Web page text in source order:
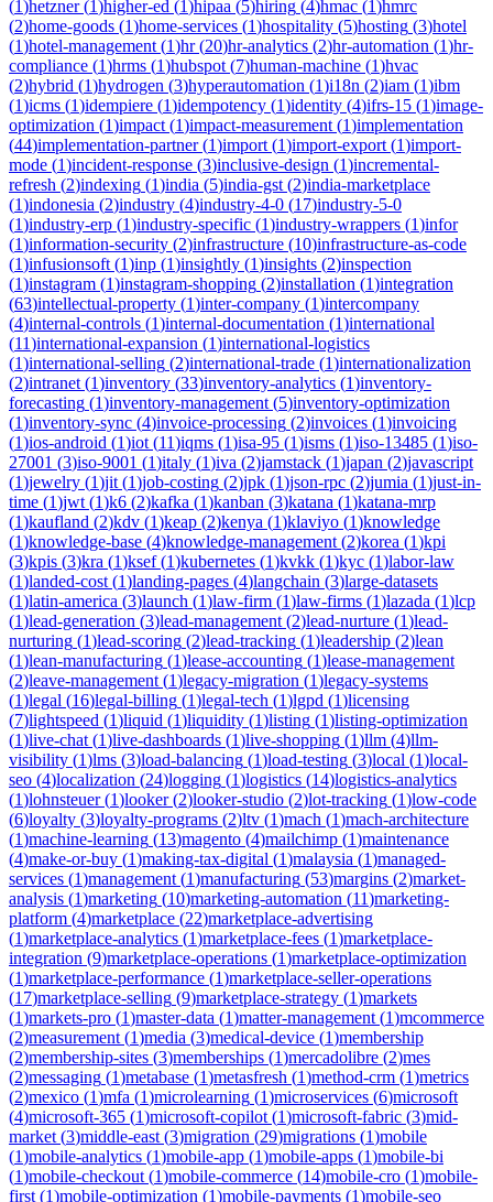
(1)hetzner(1)higher-ed (1)hipaa (5)hiring (4)hmac (1)hmrc
(2)home-goods (1)home-services (1)hospitality (5)hosting (3)hotel
(1)hotel-management (1)hr(20)hr-analytics (2)hr-automation (1)hr-
compliance (1)hrms (1)hubspot (7)human-machine (1)hvac
(2)hybrid (1)hydrogen (3)hyperautomation (1)i18n (2)iam (1)ibm
(1)icms (1)idempiere (1)idempotency (1)identity (4)ifrs-15 (1)image-
optimization (1)impact (1)impact-measurement (1)implementation
(44)implementation-partner(1)import (1)import-export (1)import-
mode (1)incident-response (3)inclusive-design (1)incremental-
refresh (2)indexing (1)india (5)india-gst (2)india-marketplace
(1)indonesia (2)industry (4)industry-4-0 (17)industry-5-0
(1)industry-erp (1)industry-specific (1)industry-wrappers (1)infor
(1)information-security (2)infrastructure (10)infrastructure-as-code
(1)infusionsoft (1)inp (1)insightly (1)insights (2)inspection
(1)instagram (1)instagram-shopping (2)installation (1)integration
(63)intellectual-property (1)inter-company (1)intercompany
(4)internal-controls (1)internal-documentation (1)international
(11)international-expansion (1)international-logistics
(1)international-selling (2)international-trade (1)internationalization
(2)intranet (1)inventory (33)inventory-analytics (1)inventory-
forecasting (1)inventory-management (5)inventory-optimization
(1)inventory-sync (4)invoice-processing (2)invoices (1)invoicing
(1)ios-android (1)iot (11)iqms (1)isa-95 (1)isms (1)iso-13485 (1)iso-
27001 (3)iso-9001 (1)italy (1)iva (2)jamstack (1)japan (2)javascript
(1)jewelry (1)jit (1)job-costing (2)jpk (1)json-rpc (2)jumia (1)just-in-
time (1)jwt (1)k6 (2)kafka (1)kanban (3)katana (1)katana-mrp
(1)kaufland (2)kdv (1)keap (2)kenya (1)klaviyo (1)knowledge
(1)knowledge-base (4)knowledge-management (2)korea (1)kpi
(3)kpis (3)kra (1)ksef(1)kubernetes (1)kvkk (1)kyc (1)labor-law
(1)landed-cost (1)landing-pages (4)langchain (3)large-datasets
(1)latin-america (3)launch (1)law-firm (1)law-firms (1)lazada (1)lcp
(1)lead-generation (3)lead-management (2)lead-nurture (1)lead-
nurturing (1)lead-scoring (2)lead-tracking (1)leadership (2)lean
(1)lean-manufacturing (1)lease-accounting (1)lease-management
(2)leave-management (1)legacy-migration (1)legacy-systems
(1)legal (16)legal-billing (1)legal-tech (1)lgpd (1)licensing
(7)lightspeed (1)liquid (1)liquidity (1)listing (1)listing-optimization
(1)live-chat (1)live-dashboards (1)live-shopping (1)llm (4)llm-
visibility (1)lms (3)load-balancing (1)load-testing (3)local (1)local-
seo (4)localization (24)logging (1)logistics (14)logistics-analytics
(1)lohnsteuer(1)looker(2)looker-studio (2)lot-tracking (1)low-code
(6)loyalty (3)loyalty-programs (2)ltv (1)mach (1)mach-architecture
(1)machine-learning (13)magento (4)mailchimp (1)maintenance
(4)make-or-buy (1)making-tax-digital (1)malaysia (1)managed-
services (1)management (1)manufacturing (53)margins (2)market-
analysis (1)marketing (10)marketing-automation (11)marketing-
platform (4)marketplace (22)marketplace-advertising
(1)marketplace-analytics (1)marketplace-fees (1)marketplace-
integration (9)marketplace-operations (1)marketplace-optimization
(1)marketplace-performance (1)marketplace-seller-operations
(17)marketplace-selling (9)marketplace-strategy (1)markets
(1)markets-pro (1)master-data (1)matter-management (1)mcommerce
(2)measurement (1)media (3)medical-device (1)membership
(2)membership-sites (3)memberships (1)mercadolibre (2)mes
(2)messaging (1)metabase (1)metasfresh (1)method-crm (1)metrics
(2)mexico (1)mfa (1)microlearning (1)microservices (6)microsoft
(4)microsoft-365 (1)microsoft-copilot (1)microsoft-fabric (3)mid-
market (3)middle-east (3)migration (29)migrations (1)mobile
(1)mobile-analytics (1)mobile-app (1)mobile-apps (1)mobile-bi
(1)mobile-checkout (1)mobile-commerce (14)mobile-cro (1)mobile-
first (1)mobile-optimization (1)mobile-payments (1)mobile-seo